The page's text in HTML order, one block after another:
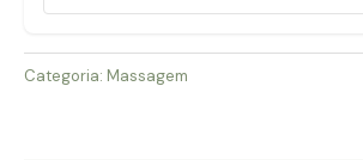
Categoria: Massagem